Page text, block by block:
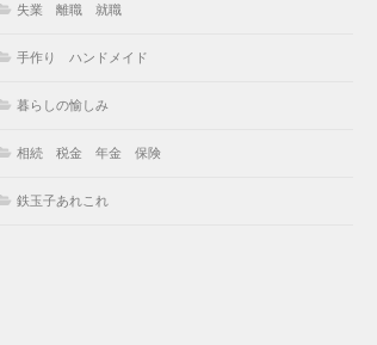
失業 離職 就職
手作り ハンドメイド
暮らしの愉しみ
相続 税金 年金 保険
鉄玉子あれこれ